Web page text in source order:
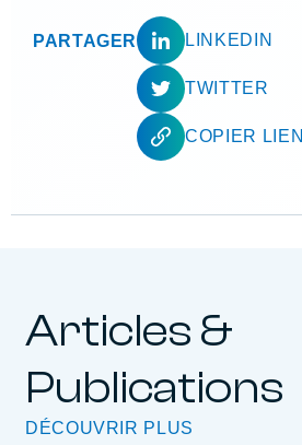
PARTAGER LINKEDIN
TWITTER
COPIER LIEN
Articles &
Publications
DÉCOUVRIR PLUS